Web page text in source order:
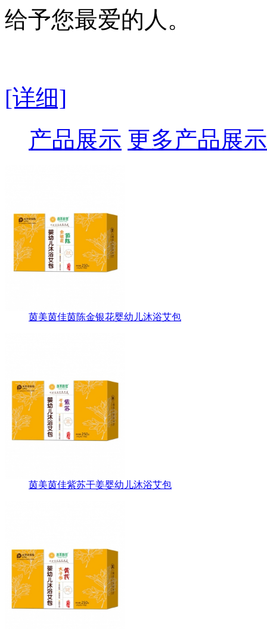
给予您最爱的人。
[详细]
产品展示 更多产品展示
茵美茵佳茵陈金银花婴幼儿沐浴艾包
茵美茵佳紫苏干姜婴幼儿沐浴艾包